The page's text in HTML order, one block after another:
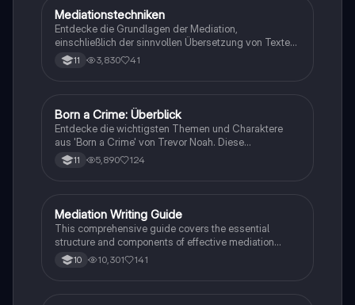
Englisch
Mediationstechniken
Entdecke die Grundlagen der Mediation,
einschließlich der sinnvollen Übersetzung von Texten
in verschiedene Formate wie E-Mails und
Konversationen. Lerne, wie du relevante Informationen
Schreiben von E-Mails.
11 3,830 41
Englisch
Born a Crime: Überblick
Entdecke die wichtigsten Themen und Charaktere
aus 'Born a Crime' von Trevor Noah. Diese
Zusammenfassung bietet einen tiefen Einblick in die
Erlebnisse während der Apartheid und die
Studierende, die sich mit Rassentrennung und
persönlichen Geschichten auseinandersetzen
möchten.
11 5,890 124
Englisch
Mediation Writing Guide
This comprehensive guide covers the essential
structure and components of effective mediation
writing, including greetings, introductions, main parts,
and conclusions. Learn how to craft emails, blog
10 10,301 141